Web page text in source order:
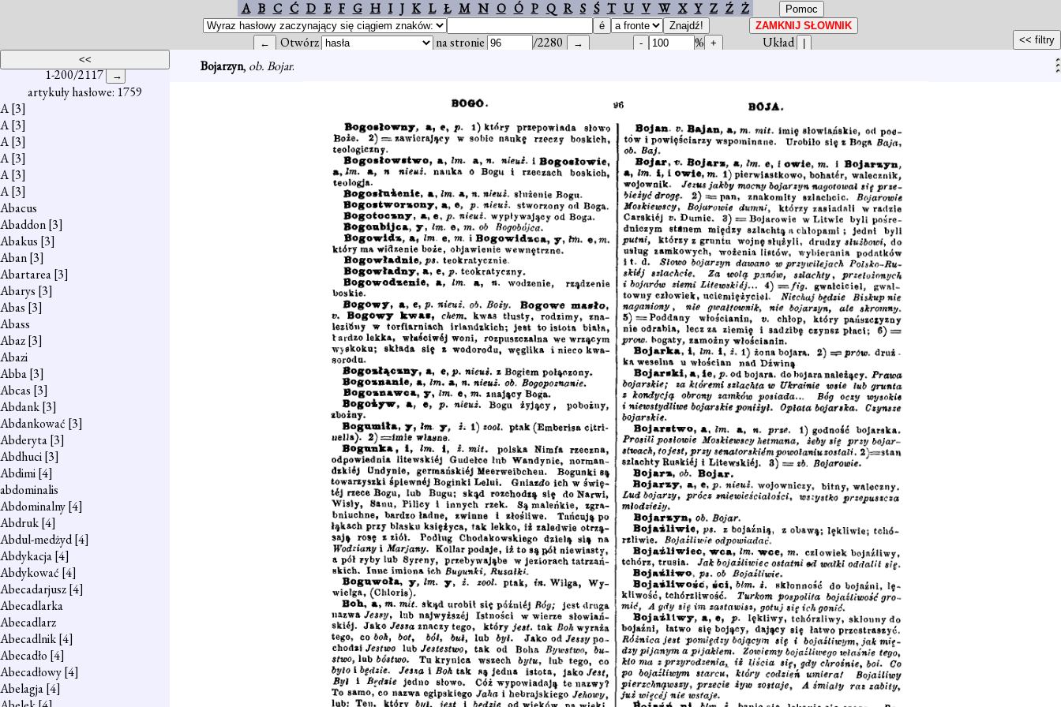
A B C Ć D E F G H I J K L Ł M N O Ó P Q R S Ś T U V W X Y Z Ź Ż
Otwórz na stronie /2280 %
Układ
1-200/2117
artykuły hasłowe: 1759
A[3]
A[3]
A[3]
A[3]
A[3]
A[3]
Abacus
Abaddon[3]
Abakus [3]
Aban[3]
Abartarea[3]
Abarys [3]
Abas [3]
Abass
Abaz[3]
Abazi
Abba[3]
Abcas [3]
Abdank[3]
Abdankować [3]
Abderyta[3]
Abdhuci[3]
Abdimi[4]
abdominalis
Abdominalny[4]
Abdruk[4]
Abdul-medżyd[4]
Abdykacja[4]
Abdykować [4]
Abecadarjusz[4]
Abecadlarka
Abecadlarz
Abecadlnik[4]
Abecadło [4]
Abecadłowy[4]
Abelagja[4]
Bojarzyn, ob. Bojar.